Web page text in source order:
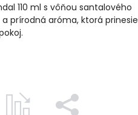
110 ml s vôňou santalového
prírodná aróma, ktorá prinesie